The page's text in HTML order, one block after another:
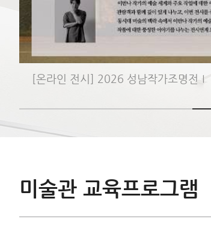
미술관 교육프로그램